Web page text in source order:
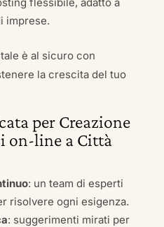
imprese.
è al sicuro con
la crescita del tuo
per Creazione
on-line a Città
: un team di esperti
risolvere ogni esigenza.
: suggerimenti mirati per